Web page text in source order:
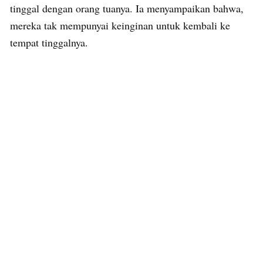
tinggal dengan orang tuanya. Ia menyampaikan bahwa,
mereka tak mempunyai keinginan untuk kembali ke
tempat tinggalnya.